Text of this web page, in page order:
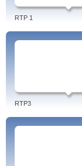
RTP 1
RTP3